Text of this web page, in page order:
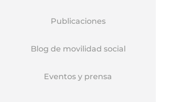
Publicaciones
Blog de movilidad social
Eventos y prensa